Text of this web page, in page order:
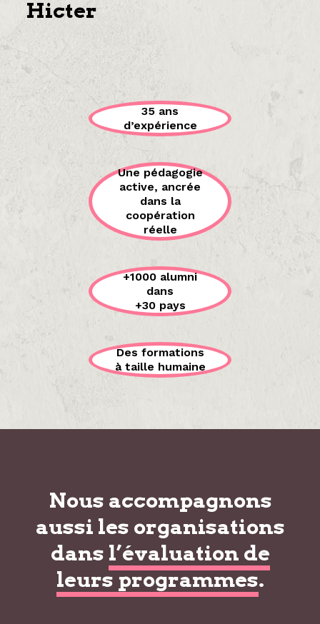
Hicter
35 ans
d’expérience
Une pédagogie
active, ancrée
dans la
coopération
réelle
+1000 alumni
dans
+30 pays
Des formations
à taille humaine
Nous accompagnons
aussi les organisations
dans l’évaluation de
leurs programmes.